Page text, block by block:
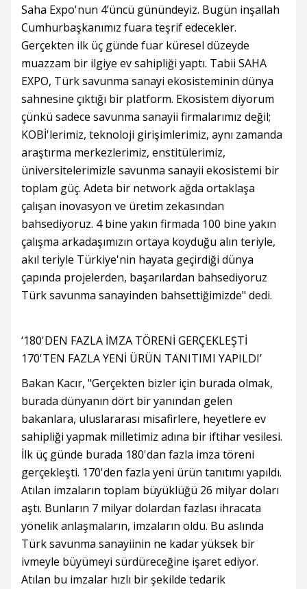
Saha Expo'nun 4’üncü günündeyiz. Bugün inşallah
Cumhurbaşkanımız fuara teşrif edecekler.
Gerçekten ilk üç günde fuar küresel düzeyde
muazzam bir ilgiye ev sahipliği yaptı. Tabii SAHA
EXPO, Türk savunma sanayi ekosisteminin dünya
sahnesine çıktığı bir platform. Ekosistem diyorum
çünkü sadece savunma sanayii firmalarımız değil;
KOBİ'lerimiz, teknoloji girişimlerimiz, aynı zamanda
araştırma merkezlerimiz, enstitülerimiz,
üniversitelerimizle savunma sanayii ekosistemi bir
toplam güç. Adeta bir network ağda ortaklaşa
çalışan inovasyon ve üretim zekasından
bahsediyoruz. 4 bine yakın firmada 100 bine yakın
çalışma arkadaşımızın ortaya koyduğu alın teriyle,
akıl teriyle Türkiye'nin hayata geçirdiği dünya
çapında projelerden, başarılardan bahsediyoruz
Türk savunma sanayinden bahsettiğimizde" dedi.
‘180'DEN FAZLA İMZA TÖRENİ GERÇEKLEŞTİ
170'TEN FAZLA YENİ ÜRÜN TANITIMI YAPILDI’
Bakan Kacır, "Gerçekten bizler için burada olmak,
burada dünyanın dört bir yanından gelen
bakanlara, uluslararası misafirlere, heyetlere ev
sahipliği yapmak milletimiz adına bir iftihar vesilesi.
İlk üç günde burada 180'dan fazla imza töreni
gerçekleşti. 170'den fazla yeni ürün tanıtımı yapıldı.
Atılan imzaların toplam büyüklüğü 26 milyar doları
aştı. Bunların 7 milyar dolardan fazlası ihracata
yönelik anlaşmaların, imzaların oldu. Bu aslında
Türk savunma sanayiinin ne kadar yüksek bir
ivmeyle büyümeyi sürdüreceğine işaret ediyor.
Atılan bu imzalar hızlı bir şekilde tedarik